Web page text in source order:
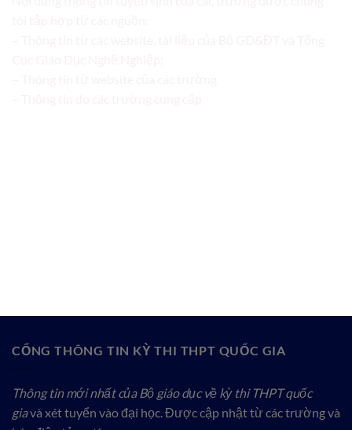
CỔNG THÔNG TIN KỲ THI THPT QUỐC GIA
Thông tin mới nhất của Bộ giáo dục về kỳ thi THPT quốc
giavà xét tuyển vào đại học. Được cập nhật từ các trường và